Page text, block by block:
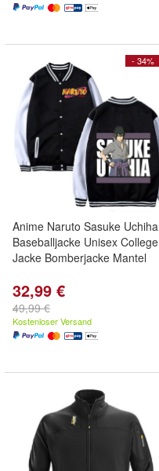
- 34%
Anime Naruto Sasuke Uchiha
Baseballjacke Unisex College
Jacke Bomberjacke Mantel
32,99 €
49,99 €
Kostenloser Versand